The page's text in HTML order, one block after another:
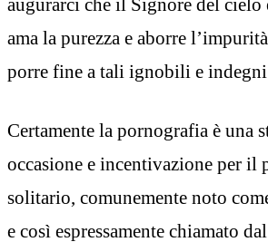
ama la purezza e aborre
porre fine a tali ignobili e
Certamente la pornografia è una
occasione e incentivazione per il
solitario, comunemente noto
e così espressamente chiamato